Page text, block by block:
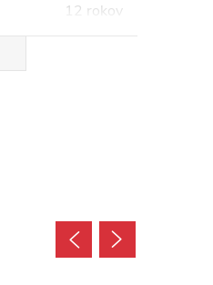
12 rokov